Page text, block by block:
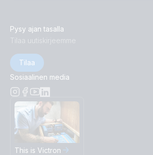
Pysy ajan tasalla
Tilaa uutiskirjeemme
Tilaa
Sosiaalinen media
This is Victron